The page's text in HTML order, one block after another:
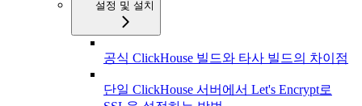
설정 및 설치
공식 ClickHouse 빌드와 타사 빌드의 차이점
단일 ClickHouse 서버에서 Let's Encrypt로